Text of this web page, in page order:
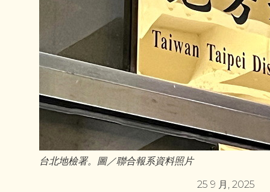
台北地檢署。圖／聯合報系資料照片
25 9 月, 2025